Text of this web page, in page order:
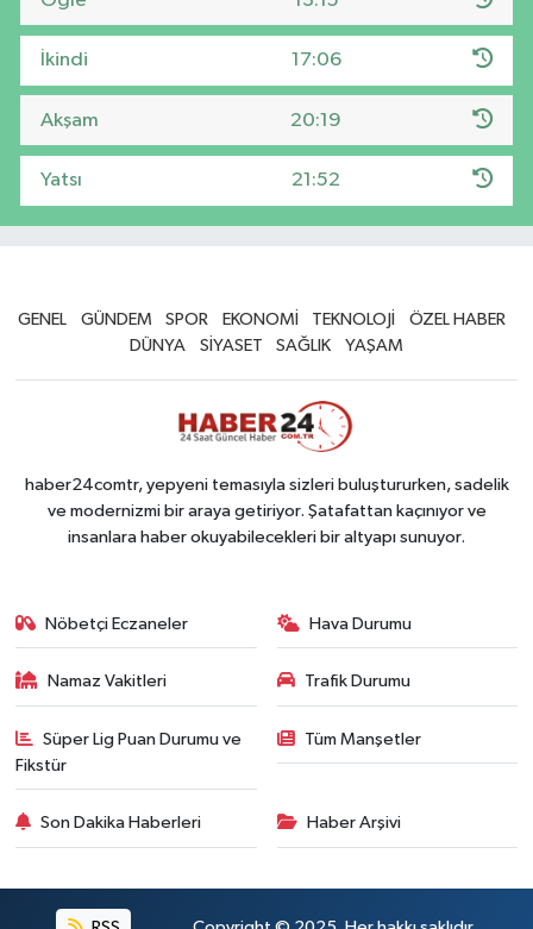
İkindi 17:06
Akşam 20:19
Yatsı 21:52
GENEL GÜNDEM SPOR EKONOMİ TEKNOLOJİ
ÖZEL HABER
DÜNYA
SİYASET SAĞLIK YAŞAM
haber24comtr, yepyeni temasıyla sizleri buluştururken, sadelik
ve modernizmi bir araya getiriyor. Şatafattan kaçınıyor ve
insanlara haber okuyabilecekleri bir altyapı sunuyor.
Nöbetçi Eczaneler Hava Durumu
Namaz Vakitleri Trafik Durumu
Süper Lig Puan Durumu ve
Fikstür
Tüm Manşetler
Son Dakika Haberleri Haber Arşivi